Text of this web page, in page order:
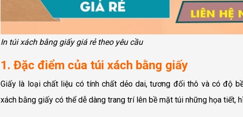
In túi xách bằng giấy giá rẻ theo yêu cầu
1. Đặc điểm của túi xách bằng giấy
Giấy là loại chất liệu có tính chất dẻo dai, tương đối thô và có độ
xách bằng giấy có thể dễ dàng trang trí lên bề mặt túi những họa tiết,